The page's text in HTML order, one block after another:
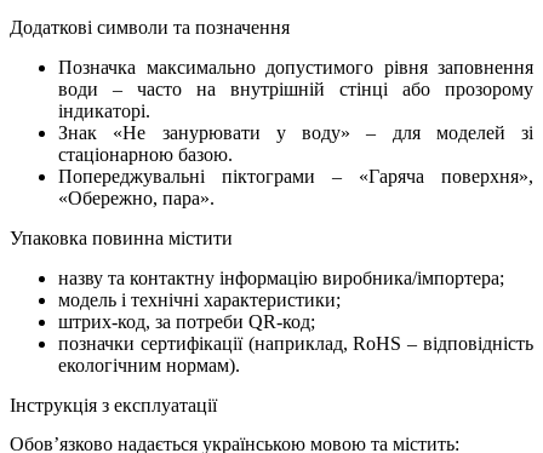
Додаткові символи та позначення
Позначка максимально допустимого рівня заповнення
води – часто на внутрішній стінці або прозорому
індикаторі.
Знак «Не занурювати у воду» – для моделей зі
стаціонарною базою.
Попереджувальні піктограми – «Гаряча поверхня»,
«Обережно, пара».
Упаковка повинна містити
назву та контактну інформацію виробника/імпортера;
модель і технічні характеристики;
штрих-код, за потреби QR-код;
позначки сертифікації (наприклад, RoHS – відповідність
екологічним нормам).
Інструкція з експлуатації
Обов’язково надається українською мовою та містить: